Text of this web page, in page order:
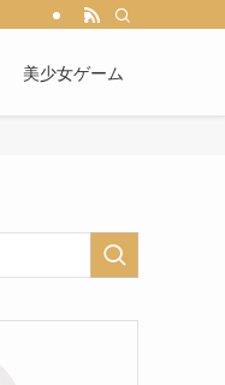
美少女ゲーム